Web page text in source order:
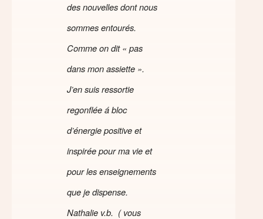
des nouvelles dont nous
sommes entourés.
Comme on dit « pas
dans mon assiette ».
J’en suis ressortie
regonflée á bloc
d’énergie positive et
inspirée pour ma vie et
pour les enseignements
que je dispense.
Nathalie v.b. ( vous